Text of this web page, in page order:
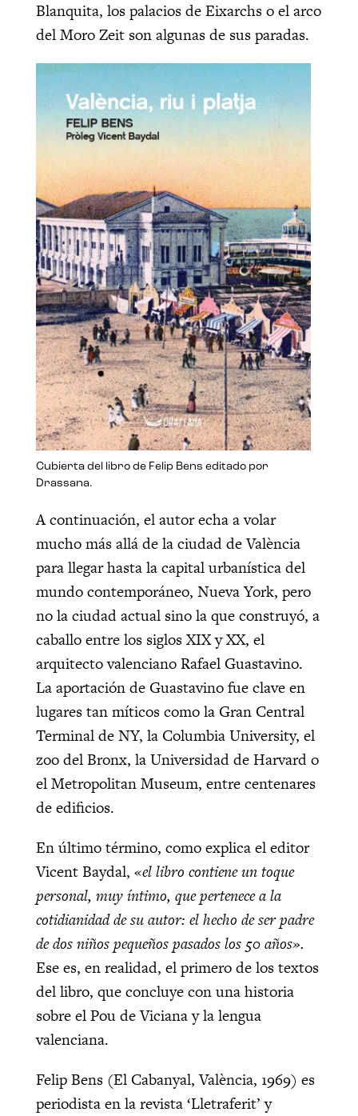
Blanquita, los palacios de Eixarchs o el arco
del Moro Zeit son algunas de sus paradas.
Cubierta del libro de Felip Bens editado por
Drassana.
A continuación, el autor echa a volar
mucho más allá de la ciudad de València
para llegar hasta la capital urbanística del
mundo contemporáneo, Nueva York, pero
no la ciudad actual sino la que construyó, a
caballo entre los siglos XIX y XX, el
arquitecto valenciano Rafael Guastavino.
La aportación de Guastavino fue clave en
lugares tan míticos como la Gran Central
Terminal de NY, la Columbia University, el
zoo del Bronx, la Universidad de Harvard o
el Metropolitan Museum, entre centenares
de edificios.
En último término, como explica el editor
Vicent Baydal, «el libro contiene un toque
personal, muy íntimo, que pertenece a la
cotidianidad de su autor: el hecho de ser padre
de dos niños pequeños pasados los 50 años».
Ese es, en realidad, el primero de los textos
del libro, que concluye con una historia
sobre el Pou de Viciana y la lengua
valenciana.
Felip Bens (El Cabanyal, València, 1969) es
periodista en la revista ‘Lletraferit’ y